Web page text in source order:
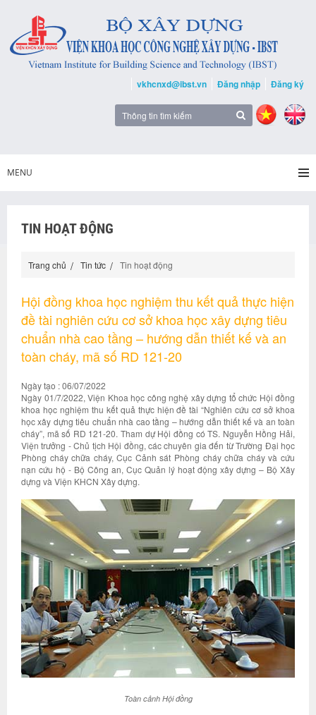
vkhcnxd@ibst.vn Đăng nhập Đăng ký
MENU
TIN HOẠT ĐỘNG
Trang chủ Tin tức Tin hoạt động
Hội đồng khoa học nghiệm thu kết quả thực hiện
đề tài nghiên cứu cơ sở khoa học xây dựng tiêu
chuẩn nhà cao tầng – hướng dẫn thiết kế và an
toàn cháy, mã số RD 121-20
Ngày tạo : 06/07/2022
Ngày 01/7/2022, Viện Khoa học công nghệ xây dựng tổ chức Hội đồng
khoa học nghiệm thu kết quả thực hiện đề tài “Nghiên cứu cơ sở khoa
học xây dựng tiêu chuẩn nhà cao tầng – hướng dẫn thiết kế và an toàn
cháy”, mã số RD 121-20. Tham dự Hội đồng có TS. Nguyễn Hồng Hải,
Viện trưởng - Chủ tịch Hội đồng, các chuyên gia đến từ Trường Đại học
Phòng cháy chữa cháy, Cục Cảnh sát Phòng cháy chữa cháy và cứu
nạn cứu hộ - Bộ Công an, Cục Quản lý hoạt động xây dựng – Bộ Xây
dựng và Viện KHCN Xây dựng.
Toàn cảnh Hội đồng